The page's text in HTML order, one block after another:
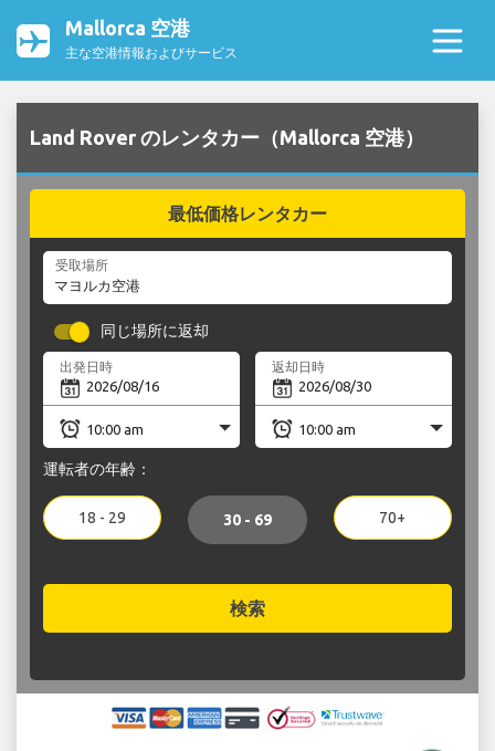
Mallorca 空港
主な空港情報およびサービス
Land Rover のレンタカー（Mallorca 空港）
最低価格レンタカー
受取場所
同じ場所に返却
出発日時 返却日時
運転者の年齢：
18 - 29 30 - 69 70+
検索